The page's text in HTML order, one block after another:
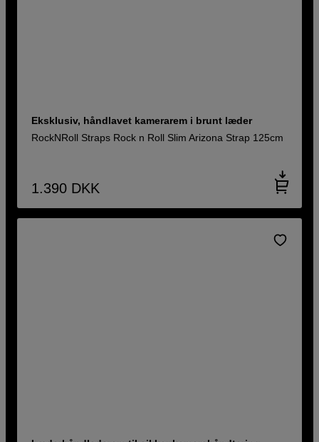
Eksklusiv, håndlavet kamerarem i brunt læder
RockNRoll Straps Rock n Roll Slim Arizona Strap 125cm
1.390 DKK